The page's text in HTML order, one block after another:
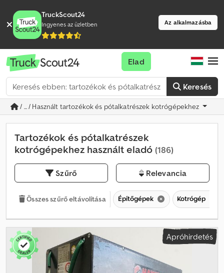
TruckScout24
Ingyenes az üzletben Az alkalmazásba
Keresés
Elad
/ ... / Használt tartozékok és pótalkatrészek kotrógépekhez
Tartozékok és pótalkatrészek
kotrógépekhez használt eladó (186)
Szűrő Relevancia
Összes szűrő eltávolítása Építőgépek Kotrógép
Apróhirdetés